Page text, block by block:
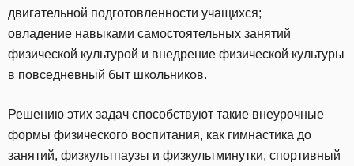
двигательной подготовленности учащихся;
овладение навыками самостоятельных занятий
физической культурой и внедрение физической культуры
в повседневный быт школьников.
Решению этих задач способствуют такие внеурочные
формы физического воспитания, как гимнастика до
занятий, физкультпаузы и физкультминутки, спортивный